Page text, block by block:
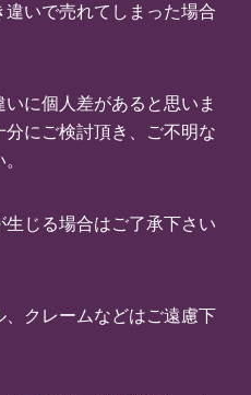
いで売れてしまった場合
に個人差があると思いま
にご検討頂き、ご不明な
じる場合はご了承下さい
クレームなどはご遠慮下